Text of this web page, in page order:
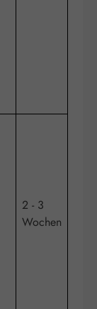
2 - 3
Wochen